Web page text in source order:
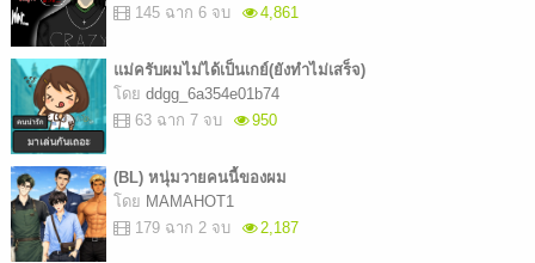
145 ฉาก 6 จบ
4,861
แม่ครับผมไม่ได้เป็นเกย์(ยังทำไม่เสร็จ)
โดย ddgg_6a354e01b74
63 ฉาก 7 จบ
950
(BL) หนุ่มวายคนนี้ของผม
โดย MAMAHOT1
179 ฉาก 2 จบ
2,187